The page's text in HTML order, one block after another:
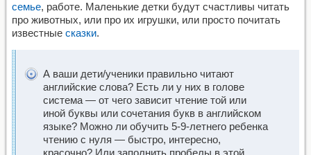
семье, работе. Маленькие детки будут счастливы читать
про животных, или про их игрушки, или просто почитать
известные сказки.
А ваши дети/ученики правильно читают
английские слова? Есть ли у них в голове
система — от чего зависит чтение той или
иной буквы или сочетания букв в английском
языке? Можно ли обучить 5-9-летнего ребенка
чтению с нуля — быстро, интересно,
красочно? Или заполнить пробелы в этой